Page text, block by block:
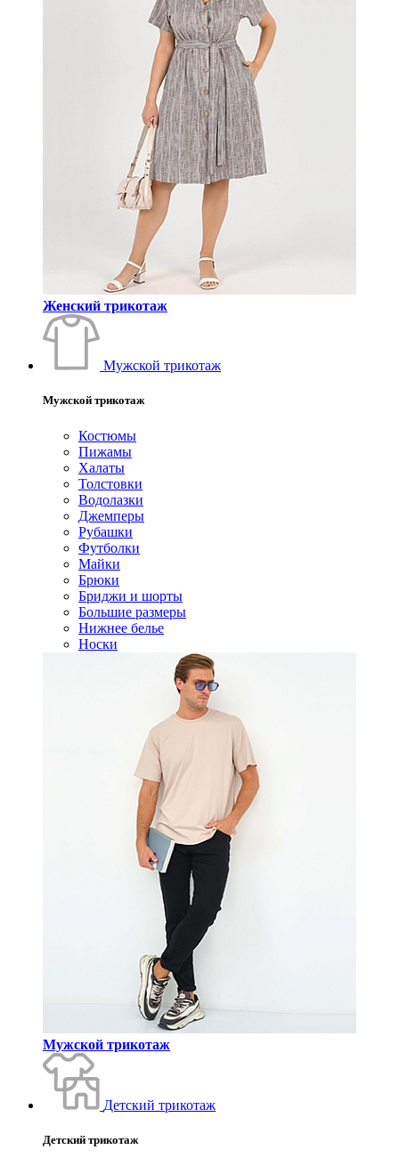
Женский трикотаж
Мужской трикотаж
Мужской трикотаж
Костюмы
Пижамы
Халаты
Толстовки
Водолазки
Джемперы
Рубашки
Футболки
Майки
Брюки
Бриджи и шорты
Большие размеры
Нижнее белье
Носки
Мужской трикотаж
Детский трикотаж
Детский трикотаж